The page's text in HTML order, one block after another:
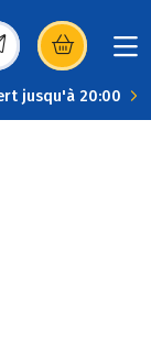
dans une
jusqu'à 20:00